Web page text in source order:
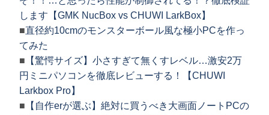
します【GMK NucBox vs CHUWI LarkBox】
■直径約10cmのモンスターボール風な極小PCを作っ
てみた
■ 【驚愕サイズ】小さすぎて無くすレベル…激安2万
円ミニパソコンを徹底レビューする！【CHUWI
Larkbox Pro】
■ 【自作erが選ぶ】絶対に買うべき大画面ノートPCの